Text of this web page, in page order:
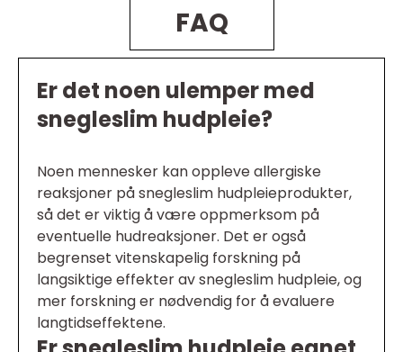
FAQ
Er det noen ulemper med
snegleslim hudpleie?
Noen mennesker kan oppleve allergiske
reaksjoner på snegleslim hudpleieprodukter,
så det er viktig å være oppmerksom på
eventuelle hudreaksjoner. Det er også
begrenset vitenskapelig forskning på
langsiktige effekter av snegleslim hudpleie, og
mer forskning er nødvendig for å evaluere
langtidseffektene.